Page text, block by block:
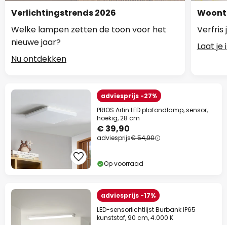
Verlichtingstrends 2026
Welke lampen zetten de toon voor het
nieuwe jaar?
Nu ontdekken
Verfris
Laat je
adviesprijs -27%
PRIOS Artin LED plafondlamp, sensor,
hoekig, 28 cm
€ 39,90
adviesprijs€ 54,90
Op voorraad
adviesprijs -17%
LED-sensorlichtlijst Burbank IP65
kunststof, 90 cm, 4.000 K